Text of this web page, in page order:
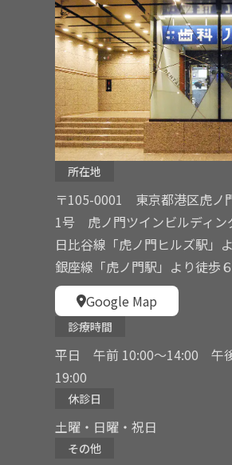
所在地
〒105-0001 東京都港区虎ノ
1号 虎ノ門ツインビルディン
日比谷線「虎ノ門ヒルズ駅」
銀座線「虎ノ門駅」より徒歩
Google Map
診療時間
平日 午前 10:00〜14:00 午
19:00
休診日
土曜・日曜・祝日
その他